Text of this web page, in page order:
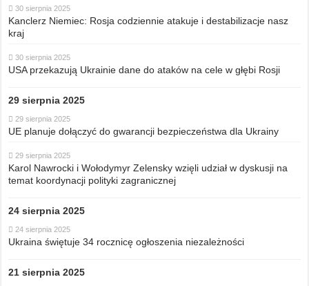
30 sierpnia 2025
Kanclerz Niemiec: Rosja codziennie atakuje i destabilizacje nasz
kraj
30 sierpnia 2025
USA przekazują Ukrainie dane do ataków na cele w głębi Rosji
29 sierpnia 2025
29 sierpnia 2025
UE planuje dołączyć do gwarancji bezpieczeństwa dla Ukrainy
29 sierpnia 2025
Karol Nawrocki i Wołodymyr Zelensky wzięli udział w dyskusji na
temat koordynacji polityki zagranicznej
24 sierpnia 2025
24 sierpnia 2025
Ukraina świętuje 34 rocznicę ogłoszenia niezależności
21 sierpnia 2025